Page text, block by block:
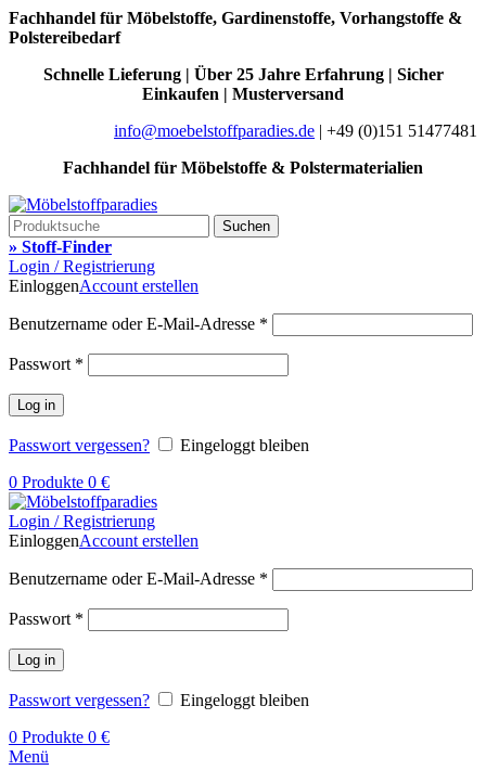
Fachhandel für Möbelstoffe, Gardinenstoffe, Vorhangstoffe &
Polstereibedarf
Schnelle Lieferung | Über 25 Jahre Erfahrung | Sicher
Einkaufen | Musterversand
info@moebelstoffparadies.de | +49 (0)151 51477481
Fachhandel für Möbelstoffe & Polstermaterialien
Suchen
» Stoff-Finder
Login / Registrierung
EinloggenAccount erstellen
Benutzername oder E-Mail-Adresse *
Passwort *
Log in
Passwort vergessen?
Eingeloggt bleiben
0 Produkte 0 €
Login / Registrierung
EinloggenAccount erstellen
Benutzername oder E-Mail-Adresse *
Passwort *
Log in
Passwort vergessen?
Eingeloggt bleiben
0 Produkte 0 €
Menü